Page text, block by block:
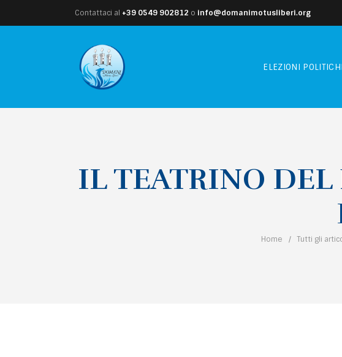
Contattaci al +39 0549 902812 o info@domanimotusliberi.org
ELEZIONI
IL TEATRINO
Home Tutti gli